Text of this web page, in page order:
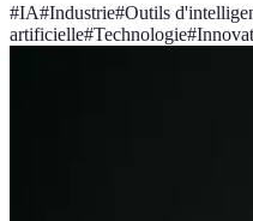
#IA#Industrie#Outils
artificielle#Technologie#